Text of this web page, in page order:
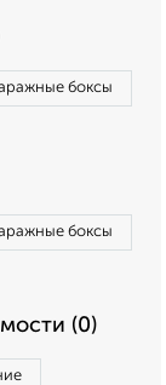
боксы
боксы
(0)